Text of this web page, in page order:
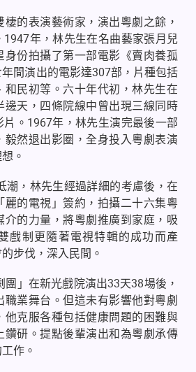
的表演藝術家，演出粵劇之餘，
1947年，林先生在名曲藝家張月兒
身份拍攝了第一部電影《賣肉養孤
間演出的電影達307部，片種包括
和民初等。六十年代初，林先生在
邊天，四條院線中曾出現三線同時
。 1967年，林先生演完最後一部
毅然退出影圈，全身投入粵劇表演
。
潮，林先生經過詳細的考慮後，在
麗的電視」簽約，拍攝二十六集粵
介的力量，將粵劇推廣到家庭，吸
戲制更隨著電視特輯的成功而產
步伐，深入民間。
團」在新光戲院演出33天38場後，
職業舞台。但這未有影響他對粵劇
他克服各種包括健康問題的困難與
鑽研。提點後輩演出和為粵劇承傳
作。